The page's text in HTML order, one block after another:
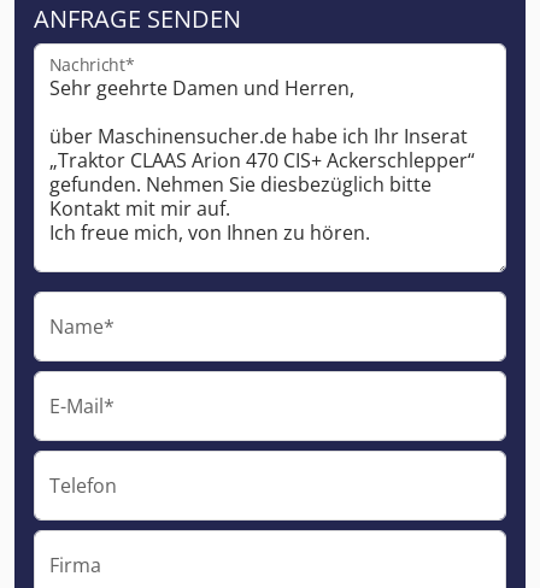
ANFRAGE SENDEN
Nachricht*
Name*
E-Mail*
Telefon
Firma